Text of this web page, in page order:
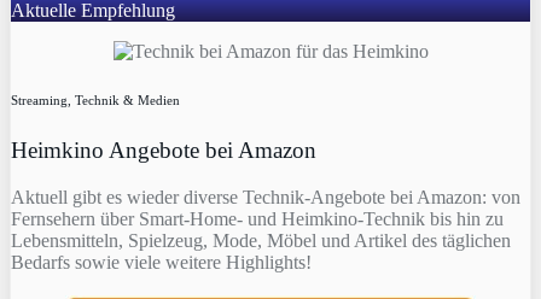
Aktuelle Empfehlung
Streaming, Technik & Medien
Heimkino Angebote bei Amazon
Aktuell gibt es wieder diverse Technik-Angebote bei Amazon: von
Fernsehern über Smart-Home- und Heimkino-Technik bis hin zu
Lebensmitteln, Spielzeug, Mode, Möbel und Artikel des täglichen
Bedarfs sowie viele weitere Highlights!